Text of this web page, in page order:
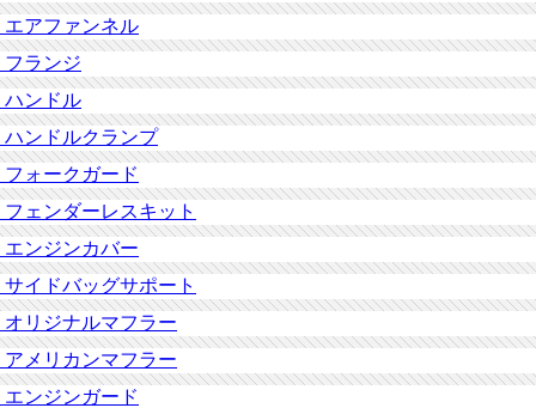
エアファンネル
フランジ
ハンドル
ハンドルクランプ
フォークガード
フェンダーレスキット
エンジンカバー
サイドバッグサポート
オリジナルマフラー
アメリカンマフラー
エンジンガード